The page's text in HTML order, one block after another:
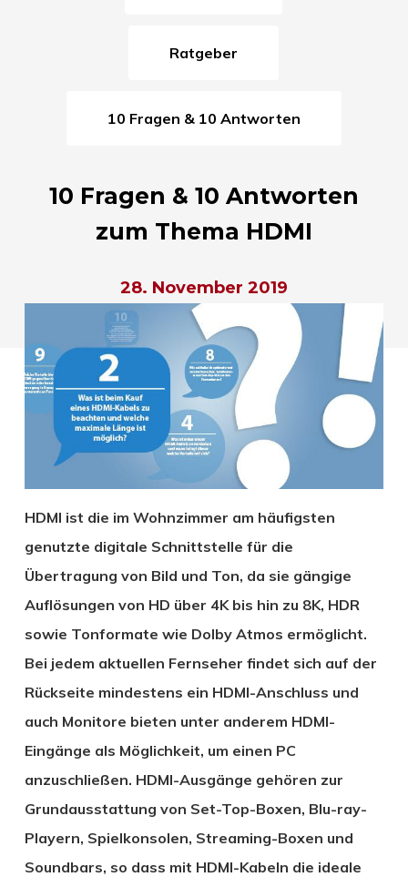
Ratgeber
10 Fragen & 10 Antworten
10 Fragen & 10 Antworten
zum Thema HDMI
28. November 2019
HDMI ist die im Wohnzimmer am häufigsten
genutzte digitale Schnittstelle für die
Übertragung von Bild und Ton, da sie gängige
Auflösungen von HD über 4K bis hin zu 8K, HDR
sowie Tonformate wie Dolby Atmos ermöglicht.
Bei jedem aktuellen Fernseher findet sich auf der
Rückseite mindestens ein HDMI-Anschluss und
auch Monitore bieten unter anderem HDMI-
Eingänge als Möglichkeit, um einen PC
anzuschließen. HDMI-Ausgänge gehören zur
Grundausstattung von Set-Top-Boxen, Blu-ray-
Playern, Spielkonsolen, Streaming-Boxen und
Soundbars, so dass mit HDMI-Kabeln die ideale